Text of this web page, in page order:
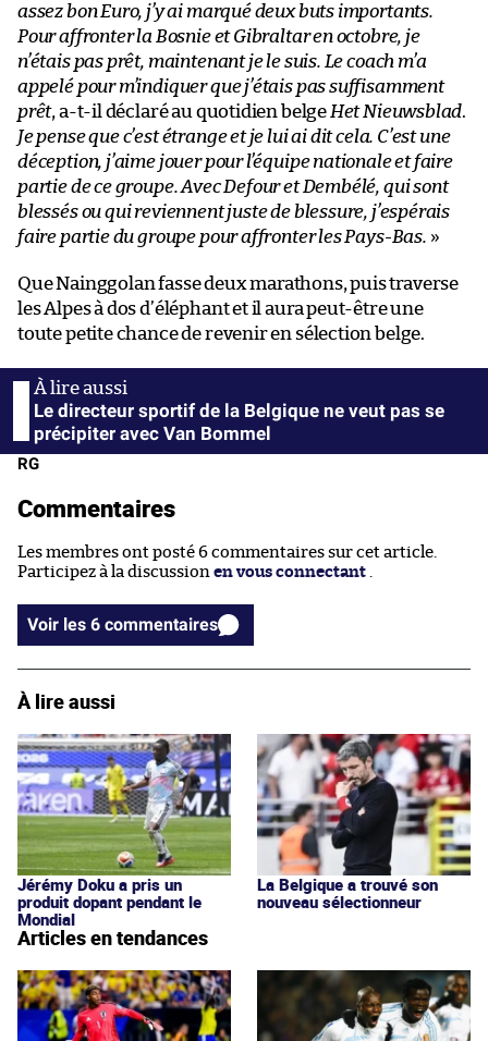
assez bon Euro, j’y ai marqué deux buts importants.
Pour affronter la Bosnie et Gibraltar en octobre, je
n’étais pas prêt, maintenant je le suis. Le coach m’a
appelé pour m’indiquer que j’étais pas suffisamment
prêt, a-t-il déclaré au quotidien belge Het Nieuwsblad.
Je pense que c’est étrange et je lui ai dit cela. C’est une
déception, j’aime jouer pour l’équipe nationale et faire
partie de ce groupe. Avec Defour et Dembélé, qui sont
blessés ou qui reviennent juste de blessure, j’espérais
faire partie du groupe pour affronter les Pays-Bas. »
Que Nainggolan fasse deux marathons, puis traverse
les Alpes à dos d’éléphant et il aura peut-être une
toute petite chance de revenir en sélection belge.
Le directeur sportif de la Belgique ne veut pas se
précipiter avec Van Bommel
RG
Commentaires
Les membres ont posté 6 commentaires sur cet article.
Participez à la discussion en vous connectant
Voir les 6 commentaires
À lire aussi
Jérémy Doku a pris un
produit dopant pendant le
Mondial
La Belgique a trouvé son
nouveau sélectionneur
Articles en tendances